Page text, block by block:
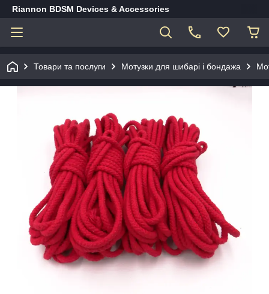
Riannon BDSM Devices & Accessories
Товари та послуги Мотузки для шибарі і бондажа